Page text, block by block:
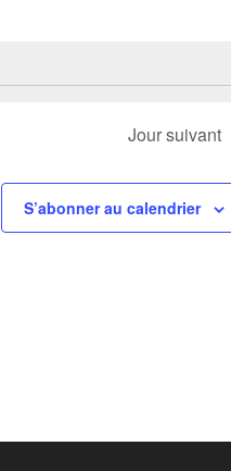
Jour suivant
S’abonner au calendrier